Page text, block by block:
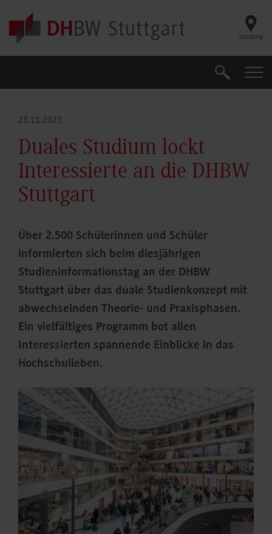
Skip to main content
Standorte
Suche
23.11.2023
Duales Studium lockt
Interessierte an die DHBW
Stuttgart
Über 2.500 Schülerinnen und Schüler
informierten sich beim diesjährigen
Studieninformationstag an der DHBW
Stuttgart über das duale Studienkonzept mit
abwechselnden Theorie- und Praxisphasen.
Ein vielfältiges Programm bot allen
Interessierten spannende Einblicke in das
Hochschulleben.